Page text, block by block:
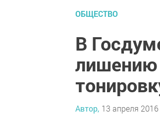
ОБЩЕСТВО
В
лишению
Автор, 13 апреля 2016